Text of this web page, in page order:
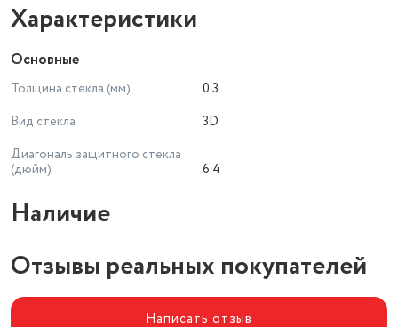
Характеристики
Основные
Толщина стекла (мм)
0.3
Вид стекла
3D
Диагональ защитного стекла
(дюйм)
6.4
Наличие
Отзывы реальных покупателей
Написать отзыв